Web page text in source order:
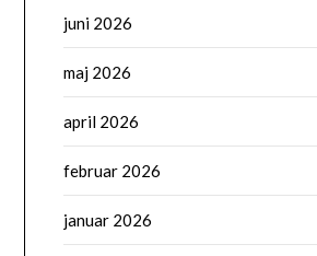
juni 2026
maj 2026
april 2026
februar 2026
januar 2026